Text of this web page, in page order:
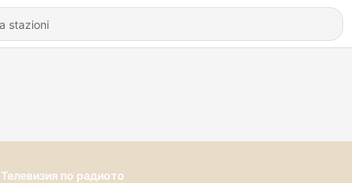
Телевизия по радиото